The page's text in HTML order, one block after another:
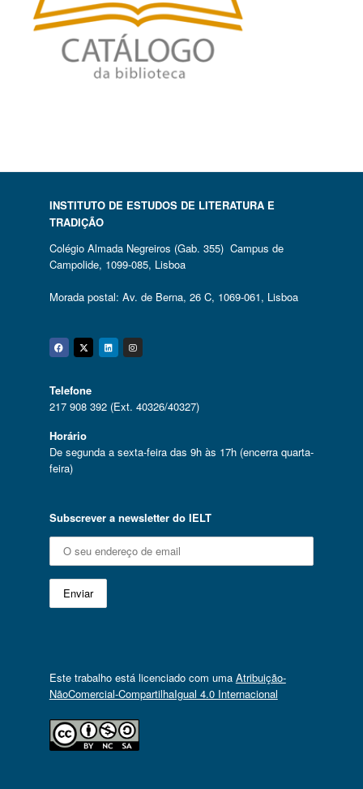
INSTITUTO DE ESTUDOS DE LITERATURA E
TRADIÇÃO
Colégio Almada Negreiros (Gab. 355) Campus de
Campolide, 1099-085, Lisboa
Morada postal: Av. de Berna, 26 C, 1069-061, Lisboa
Facebook
Twitter
Linkedin
Instagram
Telefone
217 908 392 (Ext. 40326/40327)
Horário
De segunda a sexta-feira das 9h às 17h (encerra quarta-
feira)
Subscrever a newsletter do IELT
Este trabalho está licenciado com uma Atribuição-
NãoComercial-CompartilhaIgual 4.0 Internacional